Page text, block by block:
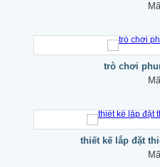
trò chơi
thiết kế lắp đặt